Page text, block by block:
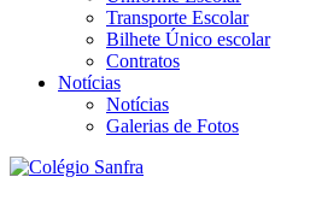
Transporte Escolar
Bilhete Único escolar
Contratos
Notícias
Notícias
Galerias de Fotos